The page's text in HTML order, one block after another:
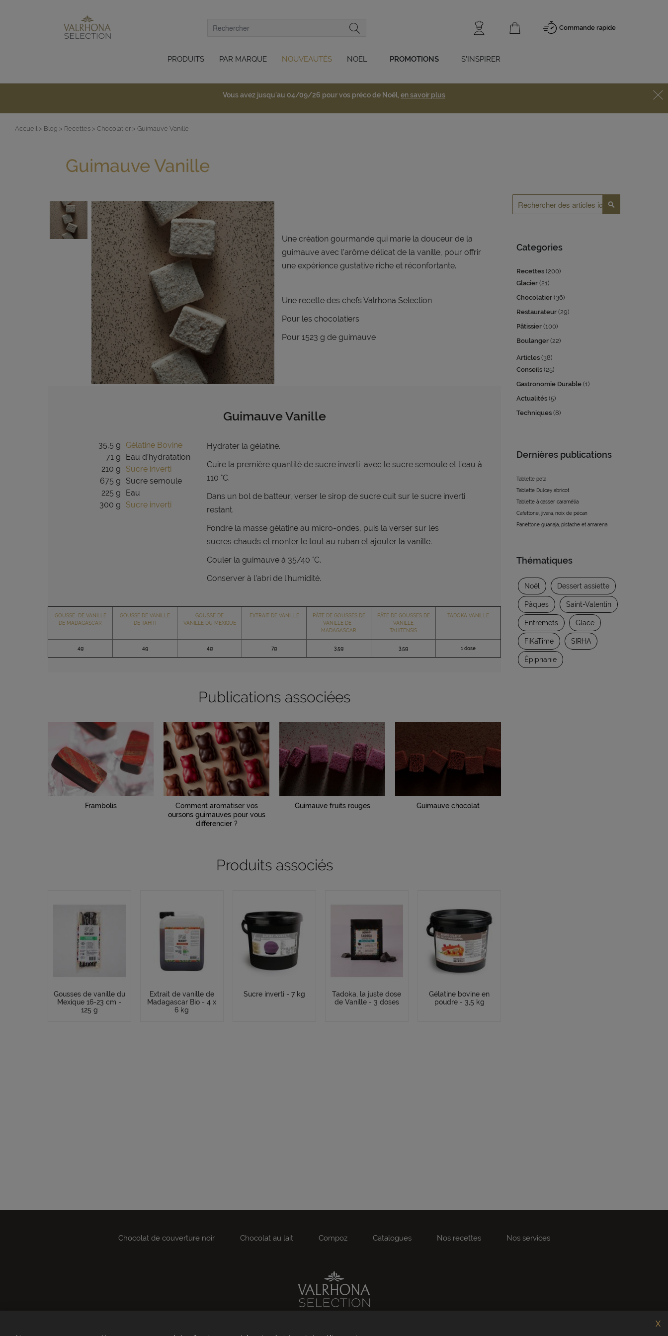
Commande rapide
PRODUITS PAR MARQUE NOUVEAUTÉS NOËL PROMOTIONS S'INSPIRER
Vous avez jusqu'au 04/09/26 pour vos préco de Noël, en savoir plus
Accueil > Blog > Recettes > Chocolatier > Guimauve Vanille
Guimauve Vanille
Une création gourmande qui marie la douceur de la
guimauve avec l'arôme délicat de la vanille, pour offrir
une expérience gustative riche et réconfortante.
Une recette des chefs Valrhona Selection
Pour les chocolatiers
Pour 1523 g de guimauve
Guimauve Vanille
35,5 g Gélatine Bovine
71 g
Eau d’hydratation
210 g
Sucre inverti
675 g
Sucre semoule
225 g
Eau
300 g
Sucre inverti
Hydrater la gélatine.
Cuire la première quantité de sucre inverti avec le sucre semoule et l’eau à
110 °C.
Dans un bol de batteur, verser le sirop de sucre cuit sur le sucre inverti
restant.
Fondre la masse gélatine au micro-ondes, puis la verser sur les
sucres chauds et monter le tout au ruban et ajouter la vanille.
Couler la guimauve à 35/40 °C.
Conserver à l’abri de l’humidité.
GOUSSE DE VANILLE
DE MADAGASCAR
GOUSSE DE VANILLE
DE TAHITI
GOUSSE DE
VANILLE DU MEXIQUE
EXTRAIT DE VANILLE
PÂTE DE GOUSSES DE
VANILLE DE
MADAGASCAR
PÂTE DE GOUSSES DE
VANILLE
TAHITENSIS
TADOKA VANILLE
4g 4g 4g 7g 3,5g 3,5g 1 dose
Publications associées
Frambolis
Comment aromatiser vos
oursons guimauves pour vous
différencier ?
Guimauve fruits rouges Guimauve chocolat
Produits associés
Gousses de vanille du
Mexique 16-23 cm -
125 g
Extrait de vanille de
Madagascar Bio - 4 x
6 kg
Sucre inverti - 7 kg
Tadoka, la juste dose
de Vanille - 3 doses
Gélatine bovine en
poudre - 3,5 kg
Rechercher
Rechercher
Categories
Recettes(200)
Glacier(21)
Chocolatier(36)
Restaurateur(29)
Pâtissier(100)
Boulanger(22)
Articles(38)
Conseils(25)
Gastronomie Durable(1)
Actualités(5)
Techniques(8)
Dernières publications
Tablette peta
Tablette Dulcey abricot
Tablette à casser caramélia
Cafettone, jivara, noix de pécan
Panettone guanaja, pistache et amarena
Thématiques
Noël Dessert assiette
Pâques Saint-Valentin
Entremets Glace
FiKaTime SIRHA
Épiphanie
Chocolat de couverture noir Chocolat au lait Compoz Catalogues Nos recettes Nos services
X